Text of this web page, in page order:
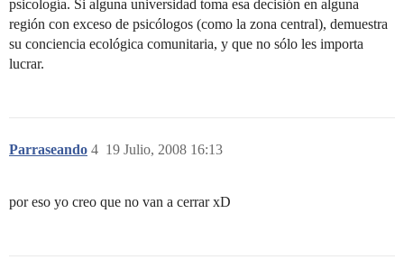
psicología. Si alguna universidad toma esa decisión en alguna
región con exceso de psicólogos (como la zona central), demuestra
su conciencia ecológica comunitaria, y que no sólo les importa
lucrar.
Parraseando 19 Julio, 2008 16:13
4
por eso yo creo que no van a cerrar xD